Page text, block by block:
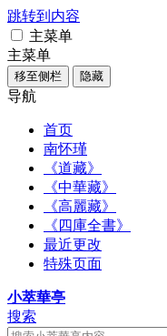
跳转到内容
主菜单
主菜单
移至侧栏 隐藏
导航
首页
南怀瑾
《道藏》
《中華藏》
《高麗藏》
《四庫全書》
最近更改
特殊页面
小萃華亭
搜索